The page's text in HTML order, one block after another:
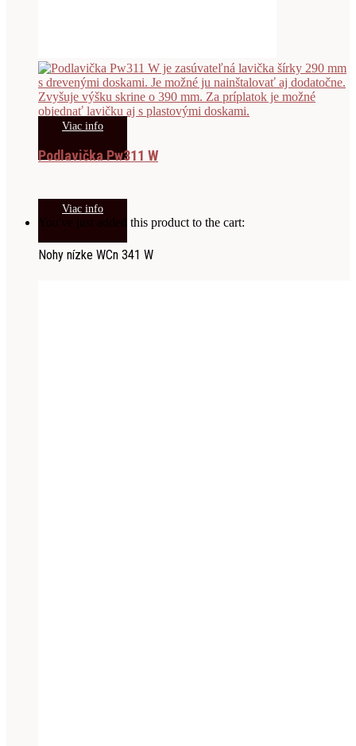
Viac info
Podlavička Pw311 W
Viac info
You've just added this product to the cart:
Nohy nízke WCn 341 W